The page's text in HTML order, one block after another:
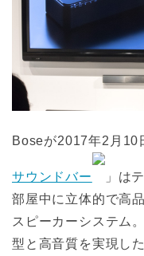
Boseが2017年2月10
サウンドバー
」は
部屋中に立体的で高
スピーカーシステム
型と高音質を実現し